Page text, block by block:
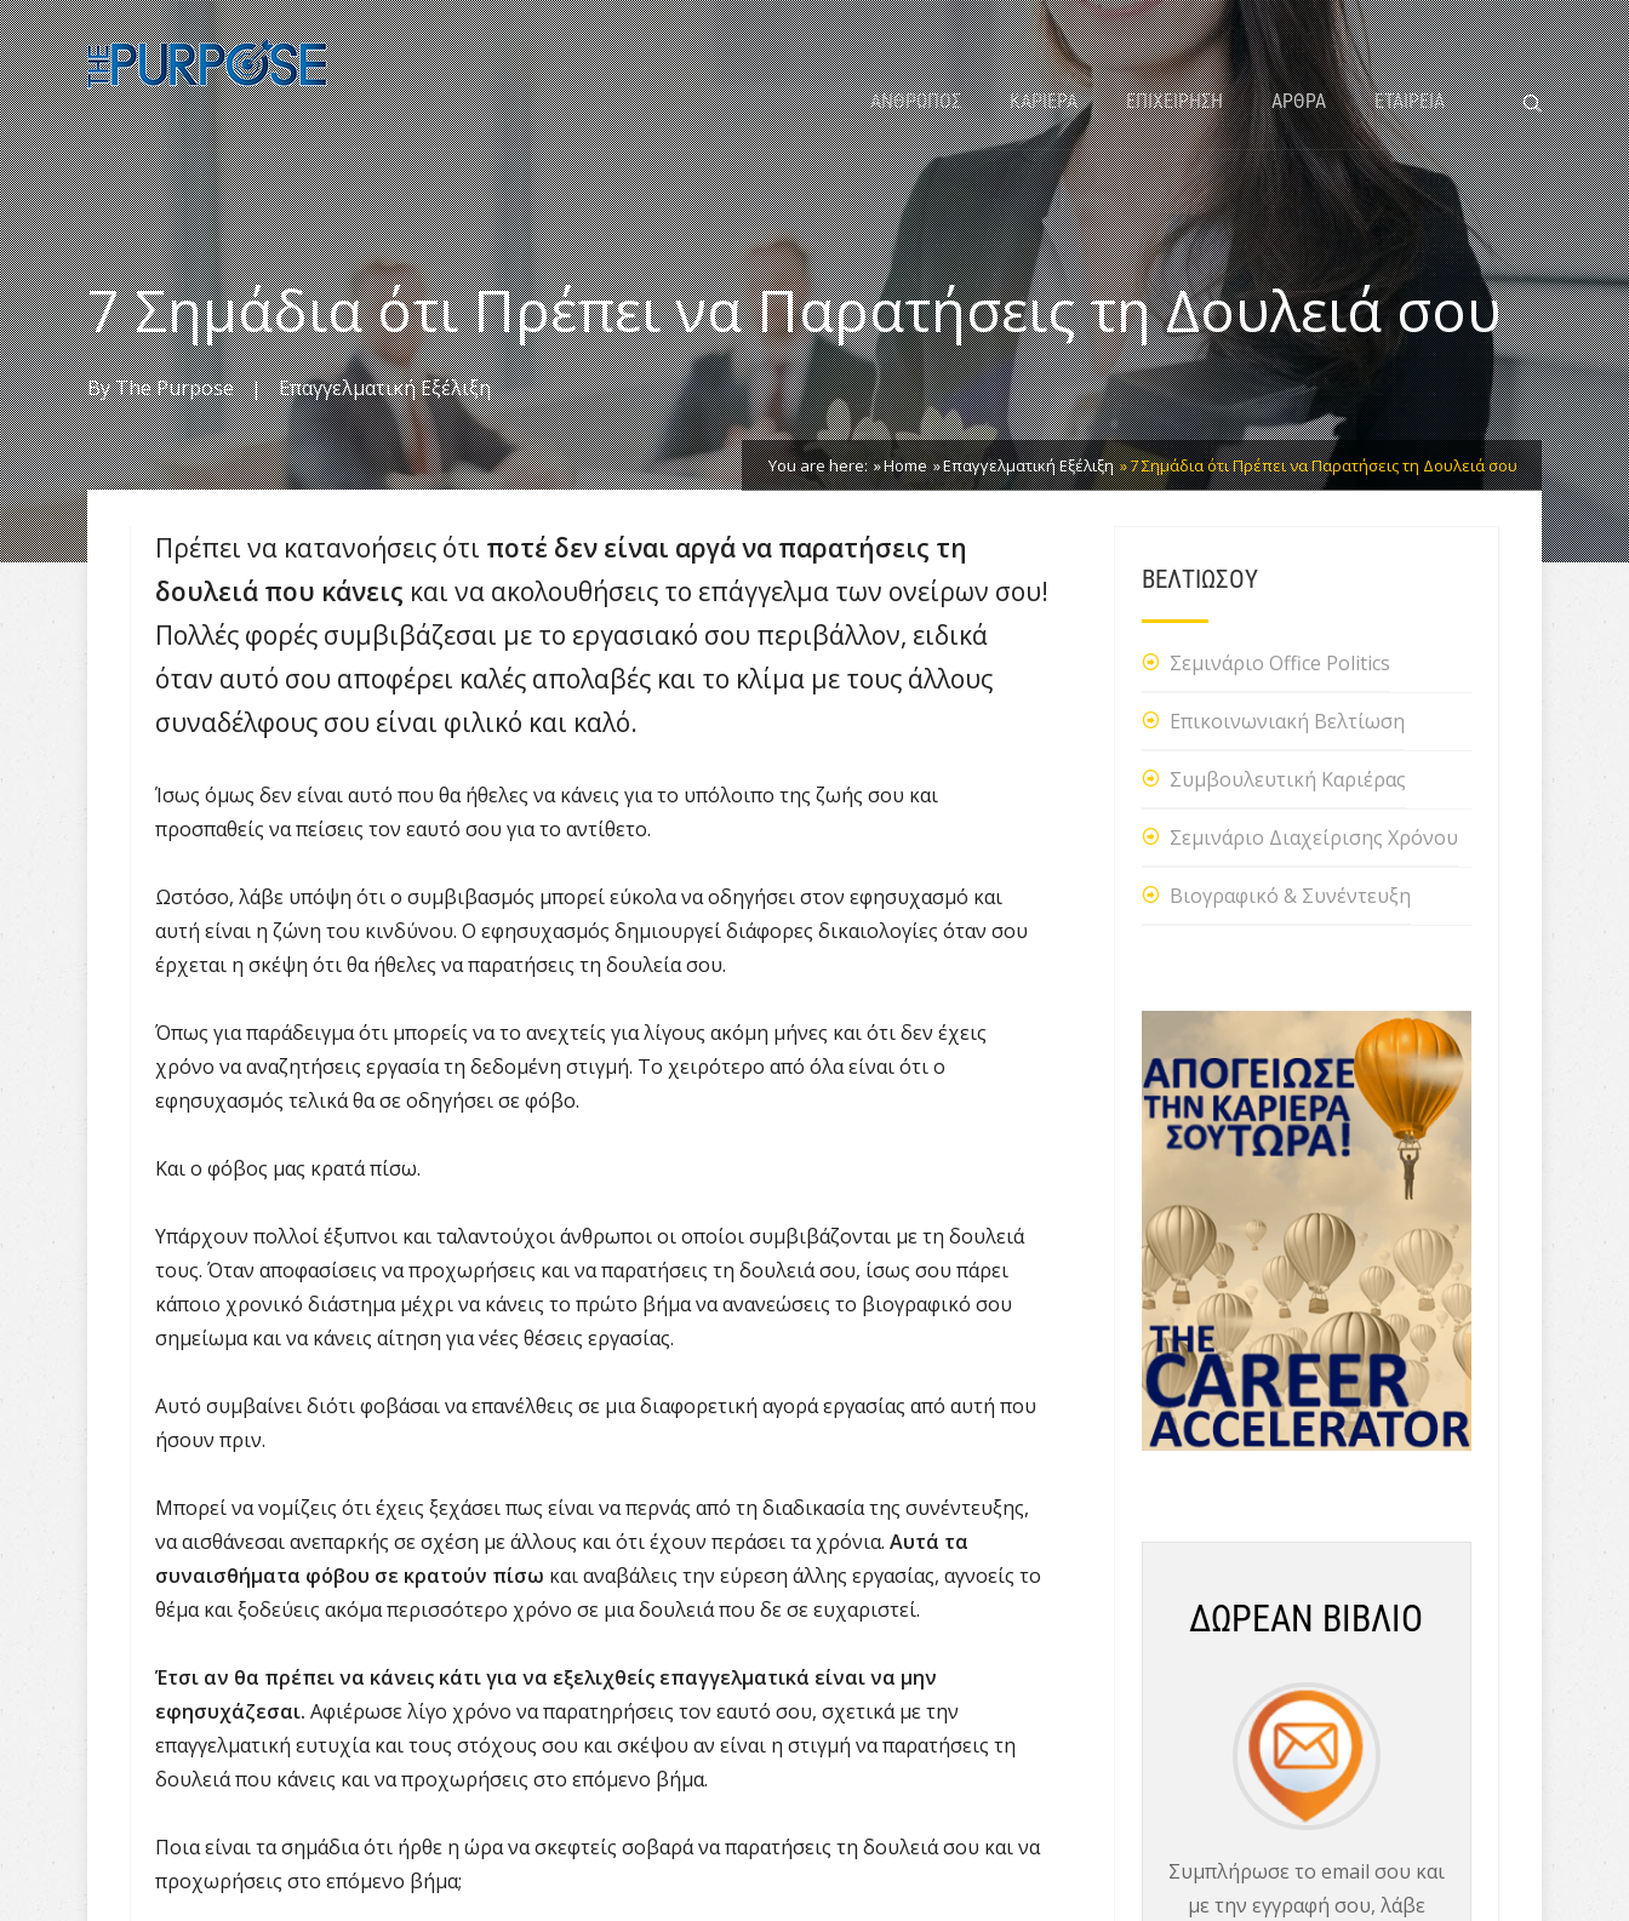
ΑΝΘΡΩΠΟΣ ΚΑΡΙΕΡΑ ΕΠΙΧΕΙΡΗΣΗ ΑΡΘΡΑ ΕΤΑΙΡΕΙΑ
7 Σημάδια ότι Πρέπει να Παρατήσεις τη Δουλειά σου
ByThe Purpose | Επαγγελματική Εξέλιξη
You are here: Home Επαγγελματική Εξέλιξη 7 Σημάδια ότι Πρέπει να Παρατήσεις τη Δουλειά σου
Πρέπει να κατανοήσεις ότι ποτέ δεν είναι αργά να παρατήσεις τη
δουλειά που κάνεις και να ακολουθήσεις το επάγγελμα των ονείρων σου!
Πολλές φορές συμβιβάζεσαι με το εργασιακό σου περιβάλλον, ειδικά
όταν αυτό σου αποφέρει καλές απολαβές και το κλίμα με τους άλλους
συναδέλφους σου είναι φιλικό και καλό.
Ίσως όμως δεν είναι αυτό που θα ήθελες να κάνεις για το υπόλοιπο της ζωής σου και
προσπαθείς να πείσεις τον εαυτό σου για το αντίθετο.
Ωστόσο, λάβε υπόψη ότι ο συμβιβασμός μπορεί εύκολα να οδηγήσει στον εφησυχασμό και
αυτή είναι η ζώνη του κινδύνου. Ο εφησυχασμός δημιουργεί διάφορες δικαιολογίες όταν σου
έρχεται η σκέψη ότι θα ήθελες να παρατήσεις τη δουλεία σου.
Όπως για παράδειγμα ότι μπορείς να το ανεχτείς για λίγους ακόμη μήνες και ότι δεν έχεις
χρόνο να αναζητήσεις εργασία τη δεδομένη στιγμή. Το χειρότερο από όλα είναι ότι ο
εφησυχασμός τελικά θα σε οδηγήσει σε φόβο.
Και ο φόβος μας κρατά πίσω.
Υπάρχουν πολλοί έξυπνοι και ταλαντούχοι άνθρωποι οι οποίοι συμβιβάζονται με τη δουλειά
τους. Όταν αποφασίσεις να προχωρήσεις και να παρατήσεις τη δουλειά σου, ίσως σου πάρει
κάποιο χρονικό διάστημα μέχρι να κάνεις το πρώτο βήμα να ανανεώσεις το βιογραφικό σου
σημείωμα και να κάνεις αίτηση για νέες θέσεις εργασίας.
Αυτό συμβαίνει διότι φοβάσαι να επανέλθεις σε μια διαφορετική αγορά εργασίας από αυτή που
ήσουν πριν.
Μπορεί να νομίζεις ότι έχεις ξεχάσει πως είναι να περνάς από τη διαδικασία της συνέντευξης,
να αισθάνεσαι ανεπαρκής σε σχέση με άλλους και ότι έχουν περάσει τα χρόνια. Αυτά τα
συναισθήματα φόβου σε κρατούν πίσω και αναβάλεις την εύρεση άλλης εργασίας, αγνοείς το
θέμα και ξοδεύεις ακόμα περισσότερο χρόνο σε μια δουλειά που δε σε ευχαριστεί.
Έτσι αν θα πρέπει να κάνεις κάτι για να εξελιχθείς επαγγελματικά είναι να μην
εφησυχάζεσαι. Αφιέρωσε λίγο χρόνο να παρατηρήσεις τον εαυτό σου, σχετικά με την
επαγγελματική ευτυχία και τους στόχους σου και σκέψου αν είναι η στιγμή να παρατήσεις τη
δουλειά που κάνεις και να προχωρήσεις στο επόμενο βήμα.
Ποια είναι τα σημάδια ότι ήρθε η ώρα να σκεφτείς σοβαρά να παρατήσεις τη δουλειά σου και να
προχωρήσεις στο επόμενο βήμα;
ΒΕΛΤΙΩΣΟΥ
Σεμινάριο Office Politics
Επικοινωνιακή Βελτίωση
Συμβουλευτική Καριέρας
Σεμινάριο Διαχείρισης Χρόνου
Βιογραφικό & Συνέντευξη
ΔΩΡΕΑΝ ΒΙΒΛΙΟ
Συμπλήρωσε το email σου και
με την εγγραφή σου, λάβε